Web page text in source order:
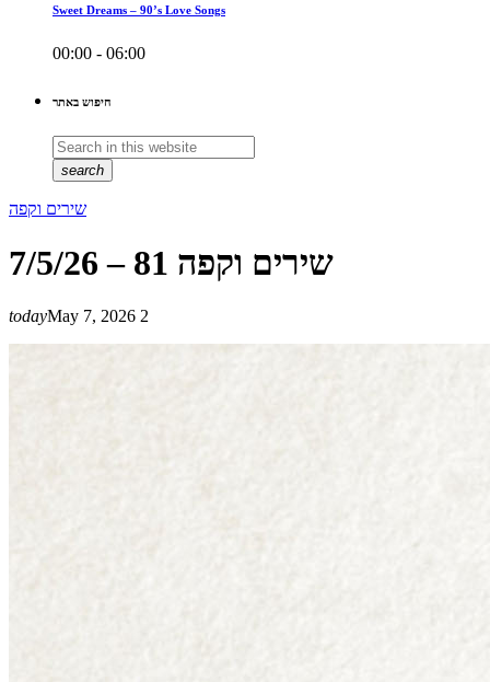
Sweet Dreams – 90’s Love Songs
00:00 - 06:00
חיפוש באתר
search
שירים וקפה
שירים וקפה 81 – 7/5/26
todayMay 7, 2026 2